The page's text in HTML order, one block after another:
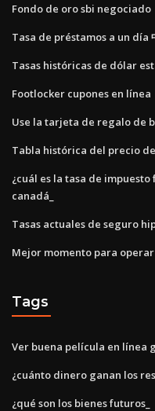
Fondo de oro sbi negociado
Tasa de préstamos a un día
Tasas históricas de dólar
Footlocker cupones en línea
Use la tarjeta de regalo de
Tabla histórica del precio
¿cuál es la tasa de
canadá_
Tasas actuales de seguro
Mejor momento para
Tags
Ver buena película en línea
¿cuánto dinero ganan los
¿qué son los bienes futuros_